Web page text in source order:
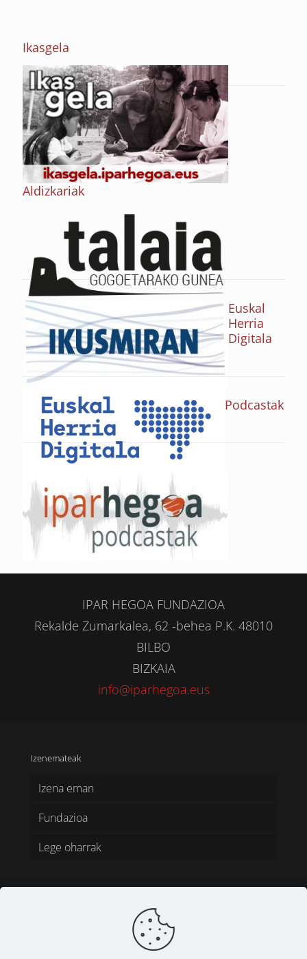
Ikasgela
Aldizkariak
Euskal
Herria
Digitala
Podcastak
IPAR HEGOA FUNDAZIOA
Rekalde Zumarkalea, 62 -behea P.K. 48010
BILBO
BIZKAIA
info@iparhegoa.eus
Izenemateak
Izena eman
Fundazioa
Lege oharrak